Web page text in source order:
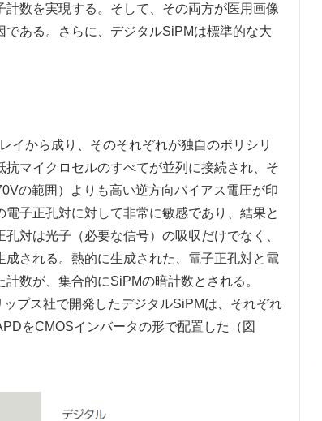
数を実現する。そして、その両方が医用画像
ある。さらに、デジタルSiPMは標準的な大
イから成り、そのそれぞれが独自のポリシリ
マイクロセルのすべてが並列に接続され、そ
の範囲）よりも高い逆方向バイアス電圧が印
子正孔対に対して非常に敏感であり、結果と
対は光子（必要な信号）の吸収だけでなく、
される。熱的に生成された、電子正孔対と電
数が、集合的にSiPMの暗計数とされる。
プス社で開発したデジタルSiPMは、それぞれ
をCMOSインバータの形で配置した（図